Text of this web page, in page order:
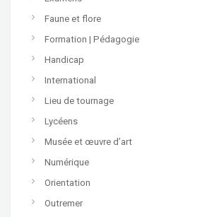
Faune et flore
Formation | Pédagogie
Handicap
International
Lieu de tournage
Lycéens
Musée et œuvre d’art
Numérique
Orientation
Outremer